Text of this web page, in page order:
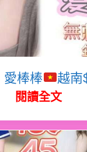
愛棒棒 越南
閱讀全文